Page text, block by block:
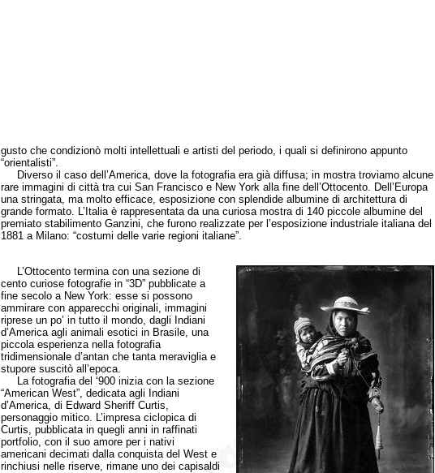
gusto che condizionò molti intellettuali e artisti del periodo, i quali si definirono appunto
“orientalisti”.
Diverso il caso dell’America, dove la fotografia era già diffusa; in mostra troviamo alcune
rare immagini di città tra cui San Francisco e New York alla fine dell’Ottocento. Dell’Europa
una stringata, ma molto efficace, esposizione con splendide albumine di architettura di
grande formato. L’Italia è rappresentata da una curiosa mostra di 140 piccole albumine del
premiato stabilimento Ganzini, che furono realizzate per l’esposizione industriale italiana del
1881 a Milano: “costumi delle varie regioni italiane”.
L’Ottocento termina con una sezione di
cento curiose fotografie in “3D” pubblicate a
fine secolo a New York: esse si possono
ammirare con apparecchi originali, immagini
riprese un po’ in tutto il mondo, dagli Indiani
d’America agli animali esotici in Brasile, una
piccola esperienza nella fotografia
tridimensionale d’antan che tanta meraviglia e
stupore suscitò all’epoca.
La fotografia del ‘900 inizia con la sezione
“American West”, dedicata agli Indiani
d’America, di Edward Sheriff Curtis,
personaggio mitico. L’impresa ciclopica di
Curtis, pubblicata in quegli anni in raffinati
portfolio, con il suo amore per i nativi
americani decimati dalla conquista del West e
rinchiusi nelle riserve, rimane uno dei capisaldi